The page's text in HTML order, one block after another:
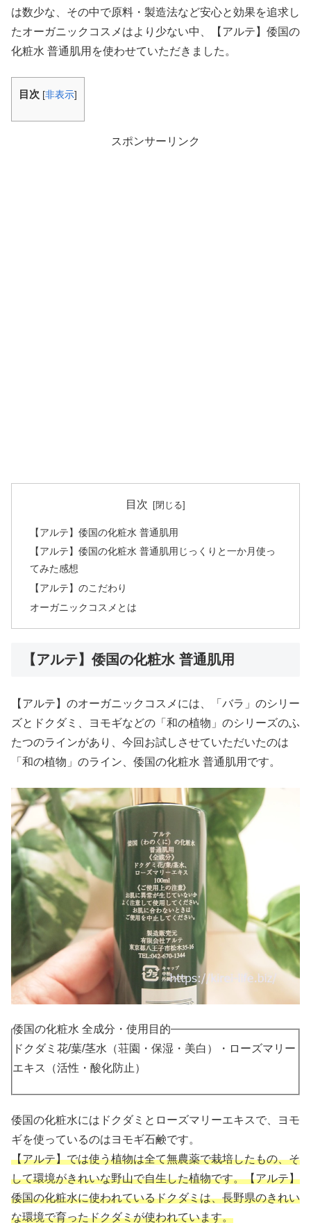
は数少な、その中で原料・製造法など安心と効果を追求し
たオーガニックコスメはより少ない中、【アルテ】倭国の
化粧水 普通肌用を使わせていただきました。
目次 [非表示]
スポンサーリンク
目次
【アルテ】倭国の化粧水 普通肌用
【アルテ】倭国の化粧水 普通肌用じっくりと一か月使っ
てみた感想
【アルテ】のこだわり
オーガニックコスメとは
【アルテ】倭国の化粧水 普通肌用
【アルテ】のオーガニックコスメには、「バラ」のシリー
ズとドクダミ、ヨモギなどの「和の植物」のシリーズのふ
たつのラインがあり、今回お試しさせていただいたのは
「和の植物」のライン、倭国の化粧水 普通肌用です。
倭国の化粧水 全成分・使用目的
ドクダミ花/葉/茎水（荘園・保湿・美白）・ローズマリー
エキス（活性・酸化防止）
倭国の化粧水にはドクダミとローズマリーエキスで、ヨモ
ギを使っているのはヨモギ石鹸です。
【アルテ】では使う植物は全て無農薬で栽培したもの、そ
して環境がきれいな野山で自生した植物です。【アルテ】
倭国の化粧水に使われているドクダミは、長野県のきれい
な環境で育ったドクダミが使われています。